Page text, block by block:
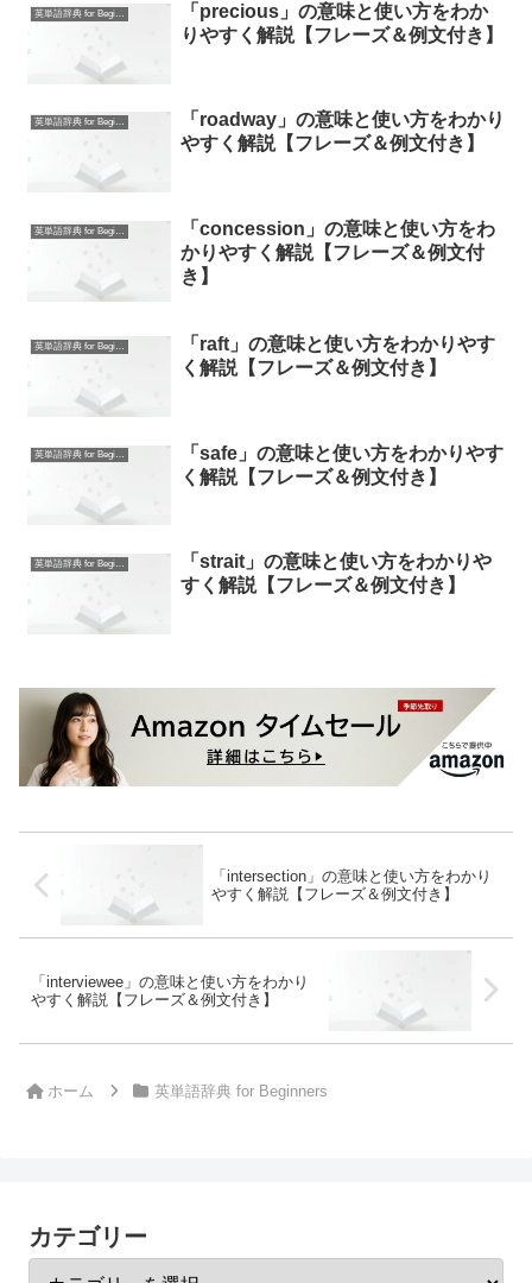
英単語辞典 for Beginners
「precious」の意味と使い方をわか
りやすく解説【フレーズ＆例文付き】
英単語辞典 for Beginners
「roadway」の意味と使い方をわかり
やすく解説【フレーズ＆例文付き】
英単語辞典 for Beginners
「concession」の意味と使い方をわ
かりやすく解説【フレーズ＆例文付
き】
英単語辞典 for Beginners
「raft」の意味と使い方をわかりやす
く解説【フレーズ＆例文付き】
英単語辞典 for Beginners
「safe」の意味と使い方をわかりやす
く解説【フレーズ＆例文付き】
英単語辞典 for Beginners
「strait」の意味と使い方をわかりや
すく解説【フレーズ＆例文付き】
「intersection」の意味と使い方をわかり
やすく解説【フレーズ＆例文付き】
「interviewee」の意味と使い方をわかり
やすく解説【フレーズ＆例文付き】
ホーム 英単語辞典 for Beginners
カテゴリー